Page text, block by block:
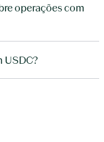
operações com
USDC?